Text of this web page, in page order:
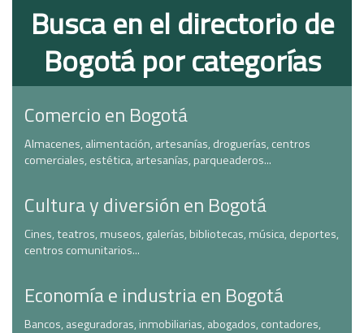
Busca en el directorio de
Bogotá por categorías
Comercio en Bogotá
Almacenes, alimentación, artesanías, droguerías, centros
comerciales, estética, artesanías, parqueaderos...
Cultura y diversión en Bogotá
Cines, teatros, museos, galerías, bibliotecas, música, deportes,
centros comunitarios...
Economía e industria en Bogotá
Bancos, aseguradoras, inmobiliarias, abogados, contadores,